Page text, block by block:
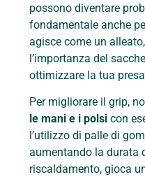
possono diventare
fondamentale anche
agisce come un
l’importanza del
ottimizzare la tua
Per migliorare il grip,
le mani e i polsi con
l’utilizzo di palle di
aumentando la durata
riscaldamento, gioca